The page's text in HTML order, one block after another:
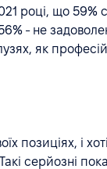
році, що 59%
- не
як
позиціях, і
серйозні